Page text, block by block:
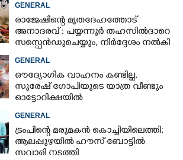
GENERAL
രാജേഷിന്റെ മൃതദേഹത്തോട്
അനാദരവ് : പയ്യന്നൂർ തഹസിൽദാറെ
സസ്പെൻഡുചെയ്യും, നിർദ്ദേശം നൽകി
മന്ത്രി
GENERAL
ഔദ്യോഗിക വാഹനം കണ്ടില്ല,
സുരേഷ് ഗോപിയുടെ യാത്ര വീണ്ടും
ഓട്ടോറിക്ഷയിൽ
GENERAL
ട്രംപിന്റെ മരുമകൻ കൊച്ചിയിലെത്തി;
ആലപ്പുഴയിൽ ഹൗസ് ബോട്ടിൽ
സവാരി നടത്തി